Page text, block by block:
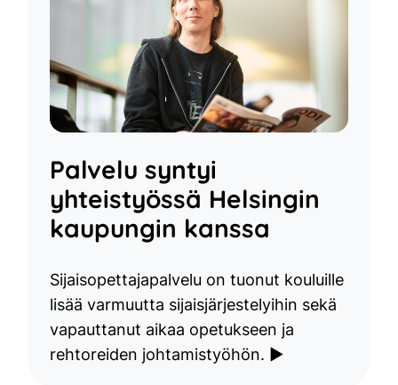
Palvelu syntyi
yhteistyössä Helsingin
kaupungin kanssa
Sijaisopettajapalvelu on tuonut kouluille
lisää varmuutta sijaisjärjestelyihin sekä
vapauttanut aikaa opetukseen ja
rehtoreiden johtamistyöhön. ▶